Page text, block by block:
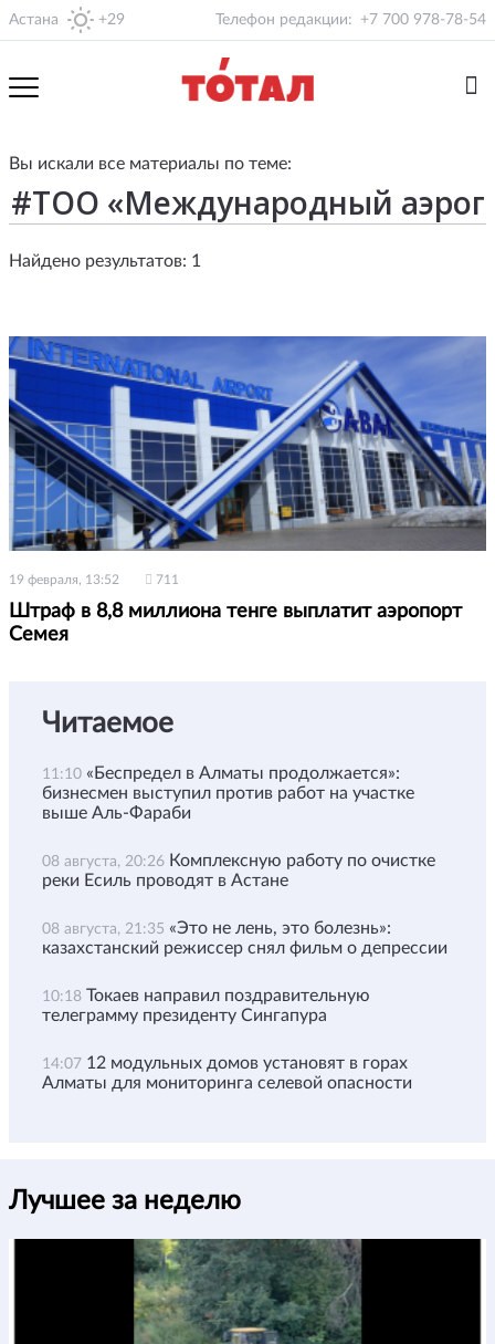
Астана +29 Телефон редакции: +7 700 978-78-54
Вы искали все материалы по теме:
Найдено результатов: 1
19 февраля, 13:52 711
Штраф в 8,8 миллиона тенге выплатит аэропорт
Семея
Читаемое
11:10 «Беспредел в Алматы продолжается»:
бизнесмен выступил против работ на участке
выше Аль-Фараби
08 августа, 20:26 Комплексную работу по очистке
реки Есиль проводят в Астане
08 августа, 21:35 «Это не лень, это болезнь»:
казахстанский режиссер снял фильм о депрессии
10:18 Токаев направил поздравительную
телеграмму президенту Сингапура
14:07 12 модульных домов установят в горах
Алматы для мониторинга селевой опасности
Лучшее за неделю